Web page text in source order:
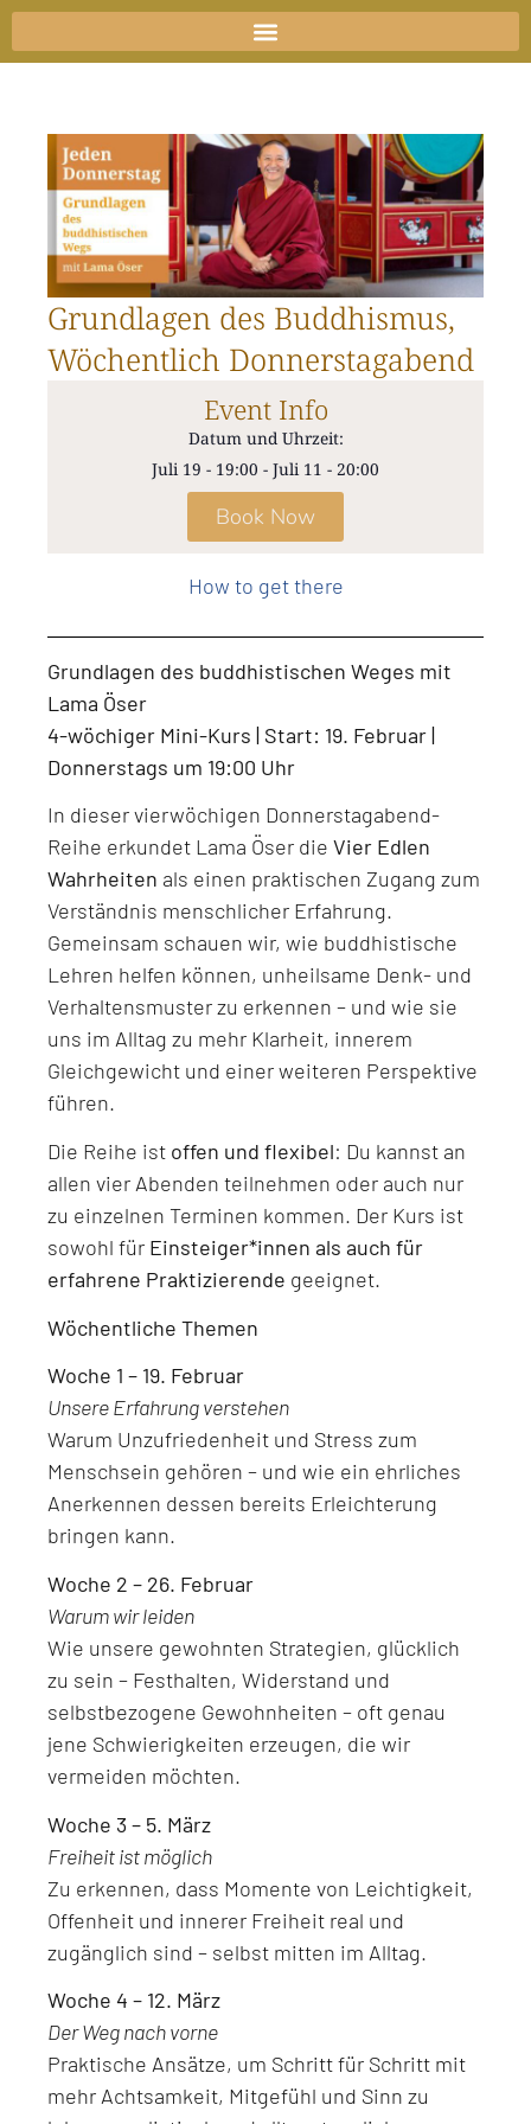
Zum
Inhalt
Grundlagen des Buddhismus,
Wöchentlich Donnerstagabend
Event Info
Datum und Uhrzeit:
Juli 19 - 19:00 - Juli 11 - 20:00
Book Now
How to get there
Grundlagen des buddhistischen Weges mit
Lama Öser
4-wöchiger Mini-Kurs | Start: 19. Februar |
Donnerstags um 19:00 Uhr
In dieser vierwöchigen Donnerstagabend-
Reihe erkundet Lama Öser die Vier Edlen
Wahrheiten als einen praktischen Zugang zum
Verständnis menschlicher Erfahrung.
Gemeinsam schauen wir, wie buddhistische
Lehren helfen können, unheilsame Denk- und
Verhaltensmuster zu erkennen – und wie sie
uns im Alltag zu mehr Klarheit, innerem
Gleichgewicht und einer weiteren Perspektive
führen.
Die Reihe ist offen und flexibel: Du kannst an
allen vier Abenden teilnehmen oder auch nur
zu einzelnen Terminen kommen. Der Kurs ist
sowohl für Einsteiger*innen als auch für
erfahrene Praktizierende geeignet.
Wöchentliche Themen
Woche 1 – 19. Februar
Unsere Erfahrung verstehen
Warum Unzufriedenheit und Stress zum
Menschsein gehören – und wie ein ehrliches
Anerkennen dessen bereits Erleichterung
bringen kann.
Woche 2 – 26. Februar
Warum wir leiden
Wie unsere gewohnten Strategien, glücklich
zu sein – Festhalten, Widerstand und
selbstbezogene Gewohnheiten – oft genau
jene Schwierigkeiten erzeugen, die wir
vermeiden möchten.
Woche 3 – 5. März
Freiheit ist möglich
Zu erkennen, dass Momente von Leichtigkeit,
Offenheit und innerer Freiheit real und
zugänglich sind – selbst mitten im Alltag.
Woche 4 – 12. März
Der Weg nach vorne
Praktische Ansätze, um Schritt für Schritt mit
mehr Achtsamkeit, Mitgefühl und Sinn zu